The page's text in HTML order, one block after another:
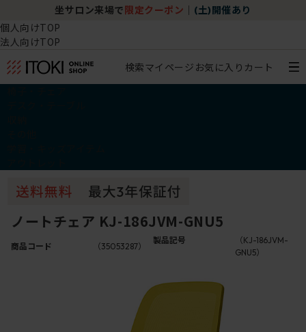
坐サロン来場で 限定クーポン (土)開催あり
個人向けTOP
法人向けTOP
検索マイページ お気に入り カート
ノートチェア KJ-186JVM-GNU5
商品コード （35053287）
製品記号
（KJ-186JVM-
GNU5）